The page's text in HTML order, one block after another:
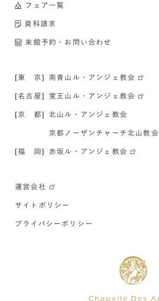
フェア一覧
資料請求
来館予約・お問い合わせ
[東 京] 南青山ル・アンジェ教会
[名古屋] 覚王山ル・アンジェ教会
[京 都] 北山ル・アンジェ教会
京都ノーザンチャーチ北山教会
[福 岡] 赤坂ル・アンジェ教会
運営会社
サイトポリシー
プライバシーポリシー